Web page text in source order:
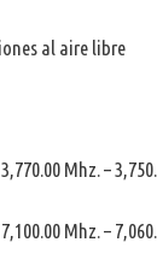
al aire libre
Mhz. –
Mhz. –